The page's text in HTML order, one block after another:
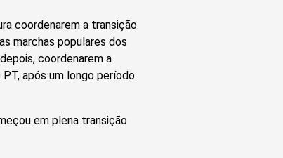
coordenarem a transição
marchas populares dos
coordenarem a
após um longo período
em plena transição